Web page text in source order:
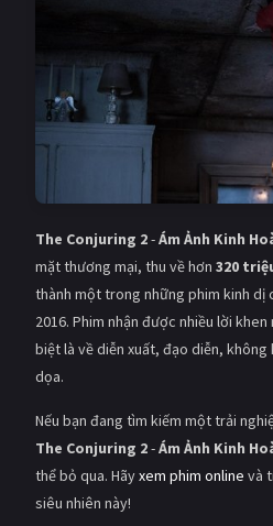
The Conjuring 2-Ám Ảnh Kinh
mặt thương mại, thu về hơn 320
thành một trong những phim kinh dị
2016. Phim nhận được nhiều lời
biệt là về diễn xuất, đạo diễn, không
dọa.
Nếu bạn đang tìm kiếm một trải
The Conjuring 2-Ám Ảnh Kinh
thể bỏ qua. Hãyxem phim online và
siêu nhiên này!